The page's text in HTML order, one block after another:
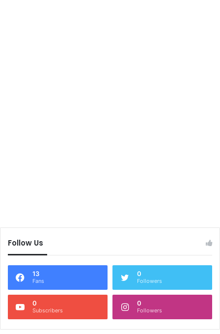
Follow Us
13
Fans
0
Followers
0
Subscribers
0
Followers